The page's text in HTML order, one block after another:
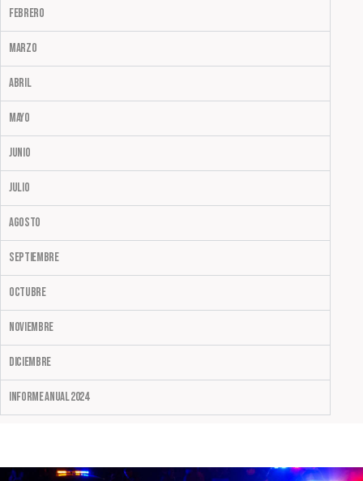
Febrero
Marzo
Abril
Mayo
Junio
Julio
Agosto
Septiembre
Octubre
Noviembre
Diciembre
Informe Anual 2024